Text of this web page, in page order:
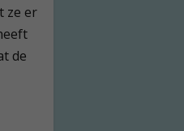
ze er
de